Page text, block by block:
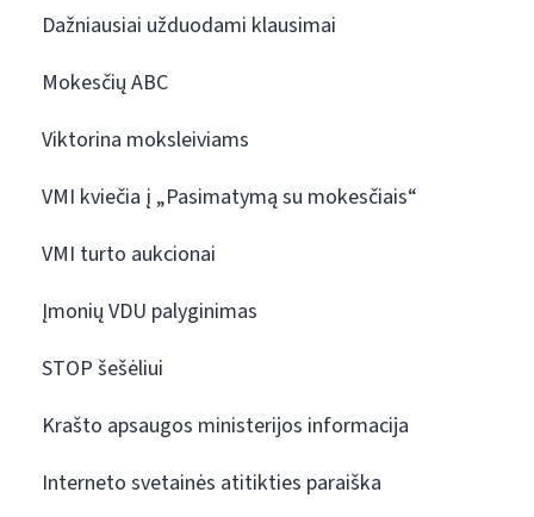
Dažniausiai užduodami klausimai
Mokesčių ABC
Viktorina moksleiviams
VMI kviečia į „Pasimatymą su mokesčiais“
VMI turto aukcionai
Įmonių VDU palyginimas
STOP šešėliui
Krašto apsaugos ministerijos informacija
Interneto svetainės atitikties paraiška